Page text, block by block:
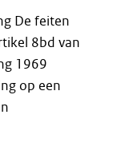
De feiten
8bd van
1969
op een